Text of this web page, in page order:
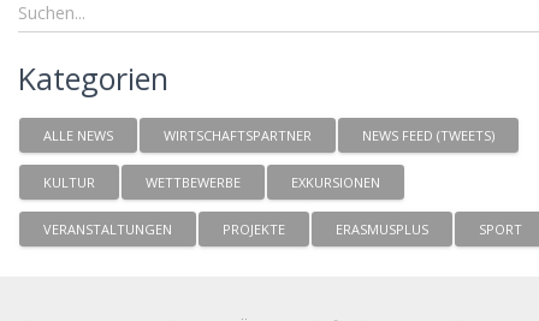
Kategorien
ALLE NEWS WIRTSCHAFTSPARTNER NEWS FEED (TWEETS)
KULTUR WETTBEWERBE EXKURSIONEN
VERANSTALTUNGEN PROJEKTE ERASMUSPLUS SPORT